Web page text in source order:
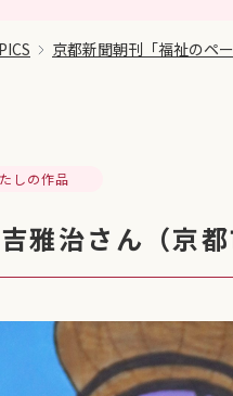
京都新聞朝刊「福祉のペー
しの作品
雅治さん（京都